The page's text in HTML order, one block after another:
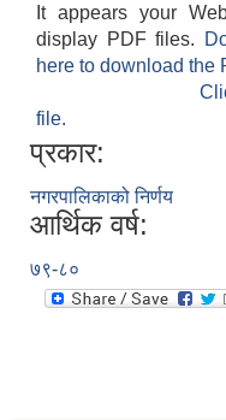
It appears your
display PDF files.
here to download the
file.
प्रकार:
नगरपालिकाको निर्णय
आर्थिक वर्ष:
७९-८०